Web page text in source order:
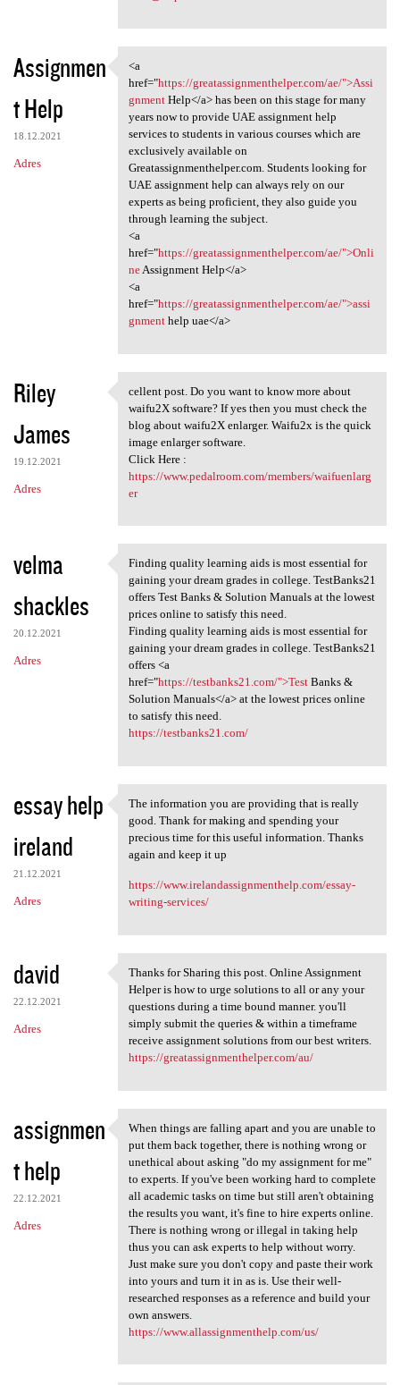
Assignmen
t Help
18.12.2021
Adres
<a href="https:/
<a
href="https://greatassignmenthelper.com/ae/">Assi
gnmentHelp</a> has been on this stage for many
years now to provide UAE assignment help
services to students in various courses which are
exclusively available on
Greatassignmenthelper.com. Students looking for
UAE assignment help can always rely on our
experts as being proficient, they also guide you
through learning the subject.
<a
href="https://greatassignmenthelper.com/ae/">Onli
neAssignment Help</a>
<a
href="https://greatassignmenthelper.com/ae/">assi
gnmenthelp uae</a>
Riley
James
19.12.2021
Adres
cellent post. Do you want to
cellent post. Do you want to know more about
waifu2X software? If yes then you must check the
blog about waifu2X enlarger. Waifu2x is the quick
image enlarger software.
Click Here :
https://www.pedalroom.com/members/waifuenlarg
er
velma
shackles
20.12.2021
Adres
Finding quality learning aids
Finding quality learning aids is most essential for
gaining your dream grades in college. TestBanks21
offers Test Banks & Solution Manuals at the lowest
prices online to satisfy this need.
Finding quality learning aids is most essential for
gaining your dream grades in college. TestBanks21
offers <a
href="https://testbanks21.com/">TestBanks &
Solution Manuals</a> at the lowest prices online
to satisfy this need.
https://testbanks21.com/
essay help
ireland
21.12.2021
Adres
The information you are
The information you are providing that is really
good. Thank for making and spending your
precious time for this useful information. Thanks
again and keep it up
https://www.irelandassignmenthelp.com/essay-
writing-services/
david
22.12.2021
Adres
Thanks for Sharing this post.
Thanks for Sharing this post. Online Assignment
Helper is how to urge solutions to all or any your
questions during a time bound manner. you'll
simply submit the queries & within a timeframe
receive assignment solutions from our best writers.
https://greatassignmenthelper.com/au/
assignmen
t help
22.12.2021
Adres
When things are falling apart
When things are falling apart and you are unable to
put them back together, there is nothing wrong or
unethical about asking "do my assignment for me"
to experts. If you've been working hard to complete
all academic tasks on time but still aren't obtaining
the results you want, it's fine to hire experts online.
There is nothing wrong or illegal in taking help
thus you can ask experts to help without worry.
Just make sure you don't copy and paste their work
into yours and turn it in as is. Use their well-
researched responses as a reference and build your
own answers.
https://www.allassignmenthelp.com/us/